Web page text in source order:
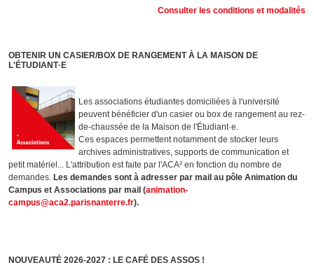
Consulter les conditions et modalités
OBTENIR UN CASIER/BOX DE RANGEMENT À LA MAISON DE
L'ÉTUDIANT·E
Les associations étudiantes domiciliées à l'université
peuvent bénéficier d'un casier ou box de rangement au rez-
de-chaussée de la Maison de l'Étudiant·e.
Ces espaces permettent notamment de stocker leurs
archives administratives, supports de communication et
petit matériel... L'attribution est faite par l'ACA² en fonction du nombre de
demandes. Les demandes sont à adresser par mail au pôle Animation du
Campus et Associations par mail (animation-
campus@aca2.parisnanterre.fr).
NOUVEAUTÉ 2026-2027 : LE CAFÉ DES ASSOS !